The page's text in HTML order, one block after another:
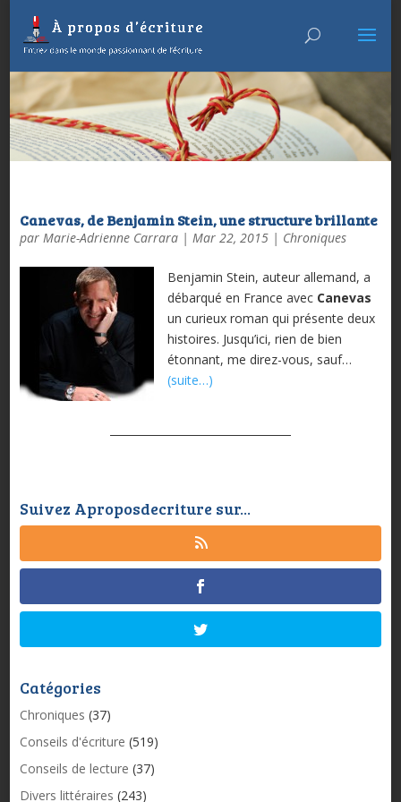
Canevas, de Benjamin Stein, une structure brillante
par Marie-Adrienne Carrara| Mar 22, 2015| Chroniques
Benjamin Stein, auteur allemand, a
débarqué en France avec Canevas
un curieux roman qui présente deux
histoires. Jusqu’ici, rien de bien
étonnant, me direz-vous, sauf…
(suite…)
Suivez Aproposdecriture sur...
Catégories
Chroniques (37)
Conseils d'écriture (519)
Conseils de lecture (37)
Divers littéraires (243)